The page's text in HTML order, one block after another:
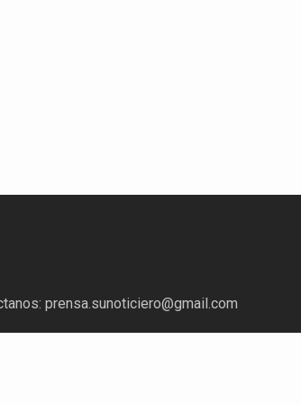
prensa.sunoticiero@gmail.com